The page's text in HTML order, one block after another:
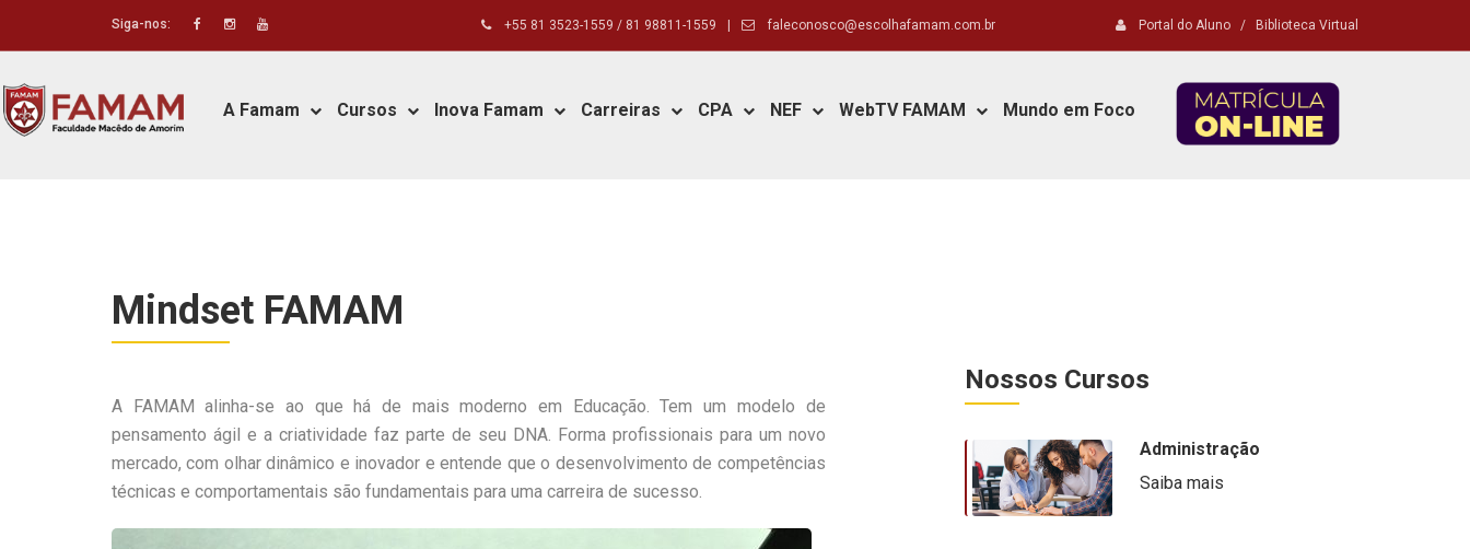
Siga-nos: +55 81 3523-1559 / 81 98811-1559 faleconosco@escolhafamam.com.br Portal do Aluno / Biblioteca Virtual
A Famam Cursos Inova Famam Carreiras CPA NEF WebTV FAMAM Mundo em Foco
Mindset FAMAM
A FAMAM alinha-se ao que há de mais moderno em Educação. Tem um modelo de
pensamento ágil e a criatividade faz parte de seu DNA. Forma profissionais para um novo
mercado, com olhar dinâmico e inovador e entende que o desenvolvimento de competências
técnicas e comportamentais são fundamentais para uma carreira de sucesso.
Nossos Cursos
Administração
Saiba mais